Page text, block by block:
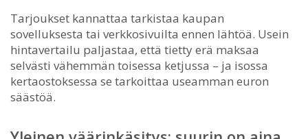
Tarjoukset kannattaa tarkistaa kaupan
sovelluksesta tai verkkosivuilta ennen lähtöä. Usein
hintavertailu paljastaa, että tietty erä maksaa
selvästi vähemmän toisessa ketjussa – ja isossa
kertaostoksessa se tarkoittaa useamman euron
säästöä.